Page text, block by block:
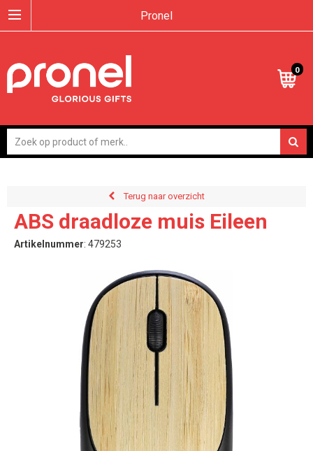
Pronel
0
Terug naar overzicht
ABS draadloze muis Eileen
Artikelnummer: 479253